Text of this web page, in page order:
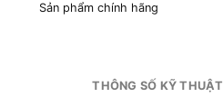
Sản phẩm chính hãng
THÔNG SỐ KỸ THUẬT